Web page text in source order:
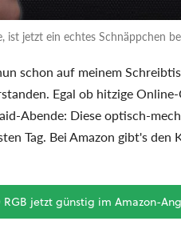
ist jetzt ein echtes Schnäppchen
schon auf meinem
Egal ob hitzige
Abende: Diese optisch-
Tag. Bei Amazon gibt's den
jetzt günstig im Amazon-